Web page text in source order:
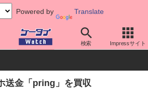
Powered by Translate
検索 Impressサイト
向 Google
送金「pring」を買収